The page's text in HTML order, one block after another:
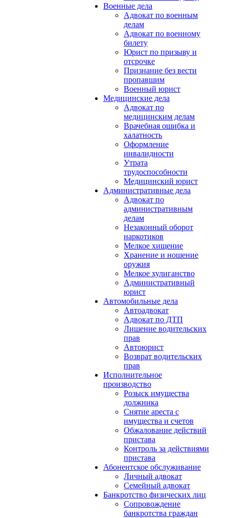
Военные дела
Адвокат по военным
делам
Адвокат по военному
билету
Юрист по призыву и
отсрочке
Признание без вести
пропавшим
Военный юрист
Медицинские дела
Адвокат по
медицинским делам
Врачебная ошибка и
халатность
Оформление
инвалидности
Утрата
трудоспособности
Медицинский юрист
Административные дела
Адвокат по
административным
делам
Незаконный оборот
наркотиков
Мелкое хищение
Хранение и ношение
оружия
Мелкое хулиганство
Административный
юрист
Автомобильные дела
Автоадвокат
Адвокат по ДТП
Лишение водительских
прав
Автоюрист
Возврат водительских
прав
Исполнительное
производство
Розыск имущества
должника
Снятие ареста с
имущества и счетов
Обжалование действий
пристава
Контроль за действиями
пристава
Абонентское обслуживание
Личный адвокат
Семейный адвокат
Банкротство физических лиц
Сопровождение
банкротства граждан